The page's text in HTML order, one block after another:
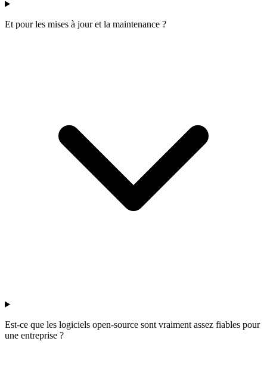
Et pour les mises à jour et la maintenance ?
Est-ce que les logiciels open-source sont vraiment assez fiables pour
une entreprise ?